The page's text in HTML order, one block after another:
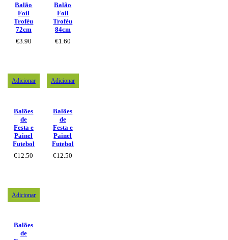
Balão
Foil
Troféu
72cm
€3.90
Balão
Foil
Troféu
84cm
€1.60
Adicionar
Balões
de
Festa e
Painel
Futebol
€12.50
Adicionar
Balões
de
Festa e
Painel
Futebol
€12.50
Adicionar
Balões
de